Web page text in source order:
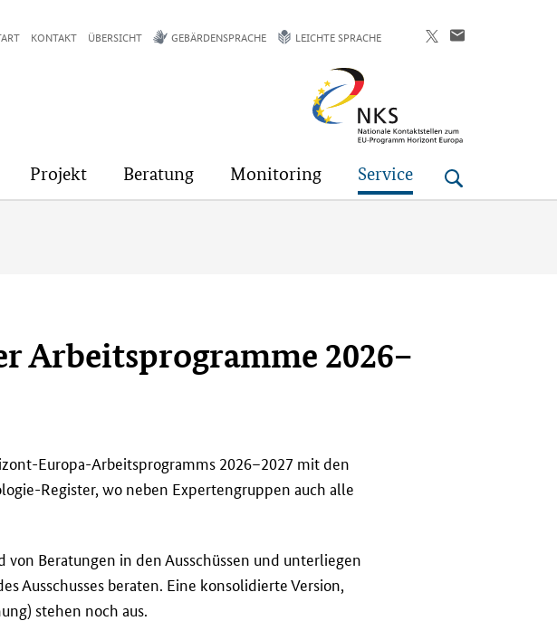
KONTAKT ÜBERSICHT GEBÄRDENSPRACHE LEICHTE SPRACHE
Horizont
Europa
Projekt Beratung Monitoring Service
Arbeitsprogramme 2026–
Europa-Arbeitsprogramms 2026–2027 mit den
Register, wo neben Expertengruppen auch alle
Beratungen in den Ausschüssen und unterliegen
Ausschusses beraten. Eine konsolidierte Version,
stehen noch aus.